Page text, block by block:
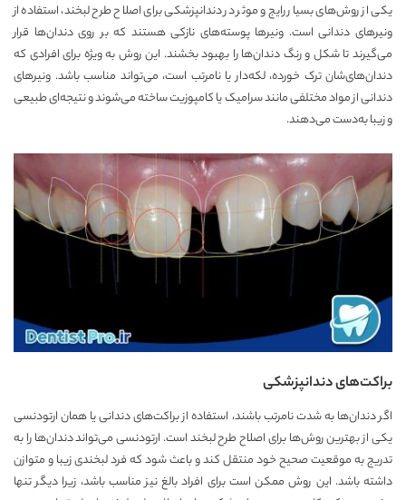
یکی از روش‌های بسیار رایج و موثر در دندانپزشکی برای اصلاح طرح لبخند، استفاده از
ونیرهای دندانی است. ونیرها پوسته‌های نازکی هستند که بر روی دندان‌ها قرار
می‌گیرند تا شکل و رنگ دندان‌ها را بهبود بخشند. این روش به ویژه برای افرادی که
دندان‌های‌شان ترک خورده، لکه‌دار یا نامرتب است، می‌تواند مناسب باشد. ونیرهای
دندانی از مواد مختلفی مانند سرامیک یا کامپوزیت ساخته می‌شوند و نتیجه‌ای طبیعی
و زیبا به‌دست می‌دهند.
براکت‌های دندانپزشکی
اگر دندان‌ها به شدت نامرتب باشند، استفاده از براکت‌های دندانی یا همان ارتودنسی
یکی از بهترین روش‌ها برای اصلاح طرح لبخند است. ارتودنسی می‌تواند دندان‌ها را به
تدریج به موقعیت صحیح خود منتقل کند و باعث شود که فرد لبخندی زیبا و متوازن
داشته باشد. این روش ممکن است برای افراد بالغ نیز مناسب باشد، زیرا دیگر تنها